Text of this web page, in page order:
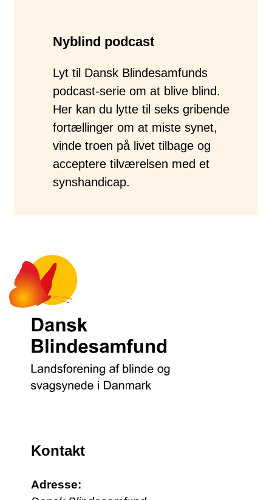
Nyblind podcast
Lyt til Dansk Blindesamfunds
podcast-serie om at blive blind.
Her kan du lytte til seks gribende
fortællinger om at miste synet,
vinde troen på livet tilbage og
acceptere tilværelsen med et
synshandicap.
Kontakt
Adresse: